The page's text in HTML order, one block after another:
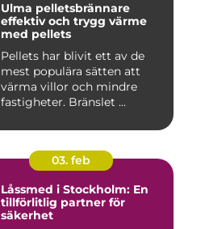
Ulma pelletsbrännare
effektiv och trygg värme
med pellets
Pellets har blivit ett av de
mest populära sätten att
värma villor och mindre
fastigheter. Bränslet ...
03. feb
Låssmed i Stockholm: En
tillförlitlig partner för
säkerhet